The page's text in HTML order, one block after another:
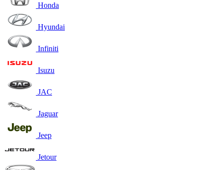
Honda
Hyundai
Infiniti
Isuzu
JAC
Jaguar
Jeep
Jetour